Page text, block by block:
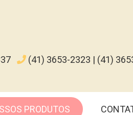
(41) 3653-2323 | (41)
PRODUTOS